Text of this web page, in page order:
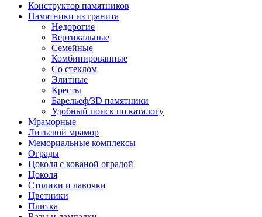
Конструктор памятников
Памятники из гранита
Недорогие
Вертикальные
Семейные
Комбинированные
Со стеклом
Элитные
Кресты
Барельеф/3D памятники
Удобный поиск по каталогу
Мраморные
Литьевой мрамор
Мемориальные комплексы
Ограды
Цоколя с кованой оградой
Цоколя
Столики и лавочки
Цветники
Плитка